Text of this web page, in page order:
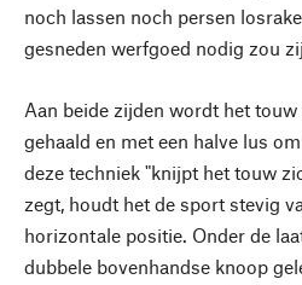
noch lassen noch persen
gesneden werfgoed nodig zou
Aan beide zijden wordt het
gehaald en met een halve lus
deze techniek "knijpt het touw
zegt, houdt het de sport stevig
horizontale positie. Onder de
dubbele bovenhandse knoop